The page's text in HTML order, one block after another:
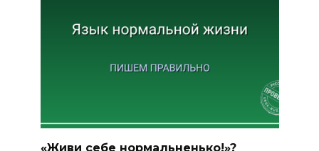
«Живи себе нормальненько!»?